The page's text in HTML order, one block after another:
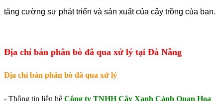
tăng cường sự phát triển và sản xuất của cây trồng của bạn.
Địa chỉ bán phân bò đã qua xử lý tại Đà Nẵng
Địa chỉ bán phân bò đã qua xử lý
- Thông tin liên hệ Công ty TNHH Cây Xanh Cảnh Quan Hoa